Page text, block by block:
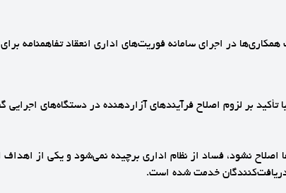
در اجرای سامانه فوریت‌های اداری انعقاد تفاهمنامه
دریافت‌کنندگان خدمت شده است.